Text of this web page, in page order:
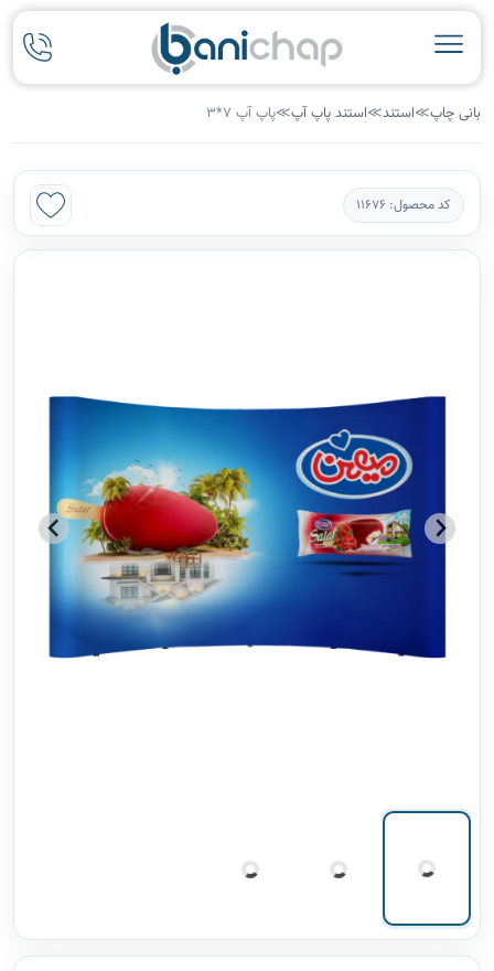
بانی چاپ≫استند≫استند پاپ آپ≫پاپ آپ 7*3
کد محصول: 11676